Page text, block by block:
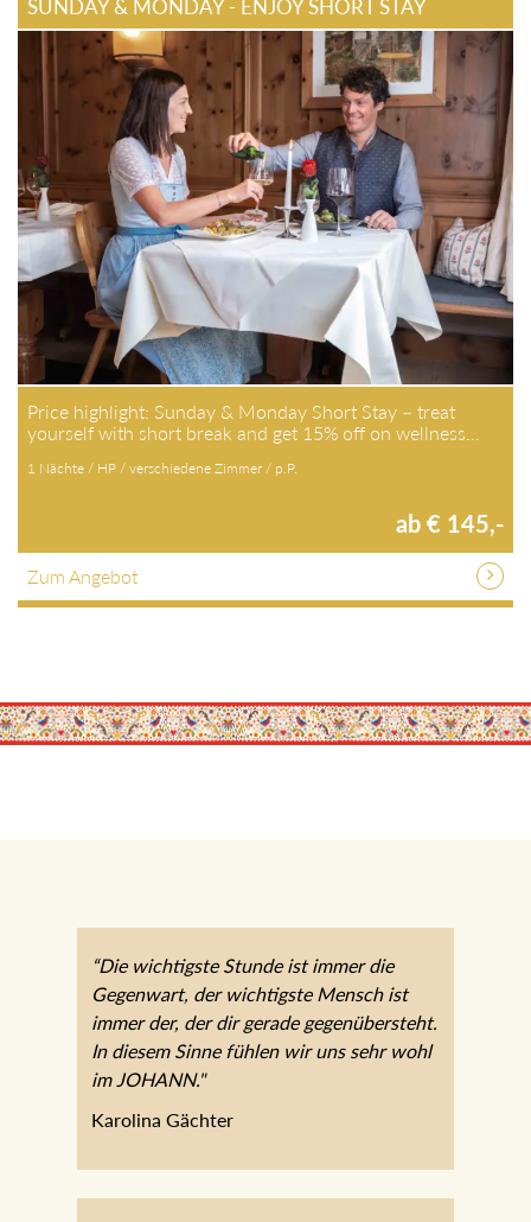
SUNDAY & MONDAY - ENJOY SHORT STAY
Price highlight: Sunday & Monday Short Stay – treat
yourself with short break and get 15% off on wellness…
1 Nächte / HP / verschiedene Zimmer / p.P.
ab € 145,-
Zum Angebot
“Die wichtigste Stunde ist immer die
Gegenwart, der wichtigste Mensch ist
immer der, der dir gerade gegenübersteht.
In diesem Sinne fühlen wir uns sehr wohl
im JOHANN."
Karolina Gächter